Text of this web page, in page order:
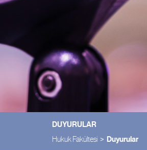
DUYURULAR
Hukuk Fakültesi Duyurular